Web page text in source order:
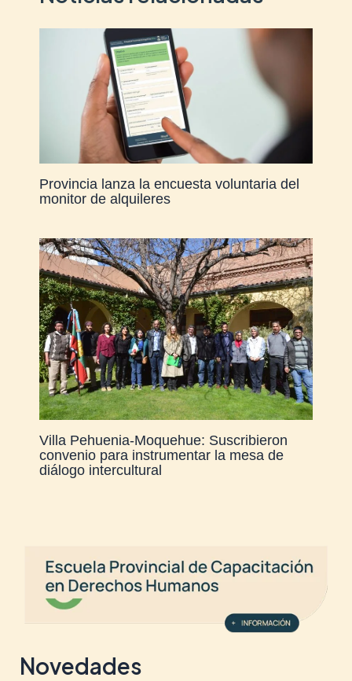
Provincia lanza la encuesta voluntaria del
monitor de alquileres
Villa Pehuenia-Moquehue: Suscribieron
convenio para instrumentar la mesa de
diálogo intercultural
Novedades